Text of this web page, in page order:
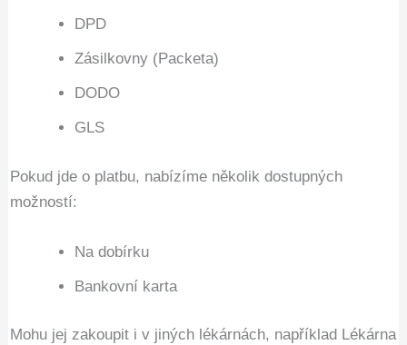
DPD
Zásilkovny (Packeta)
DODO
GLS
Pokud jde o platbu, nabízíme několik dostupných
možností:
Na dobírku
Bankovní karta
Mohu jej zakoupit i v jiných lékárnách, například Lékárna